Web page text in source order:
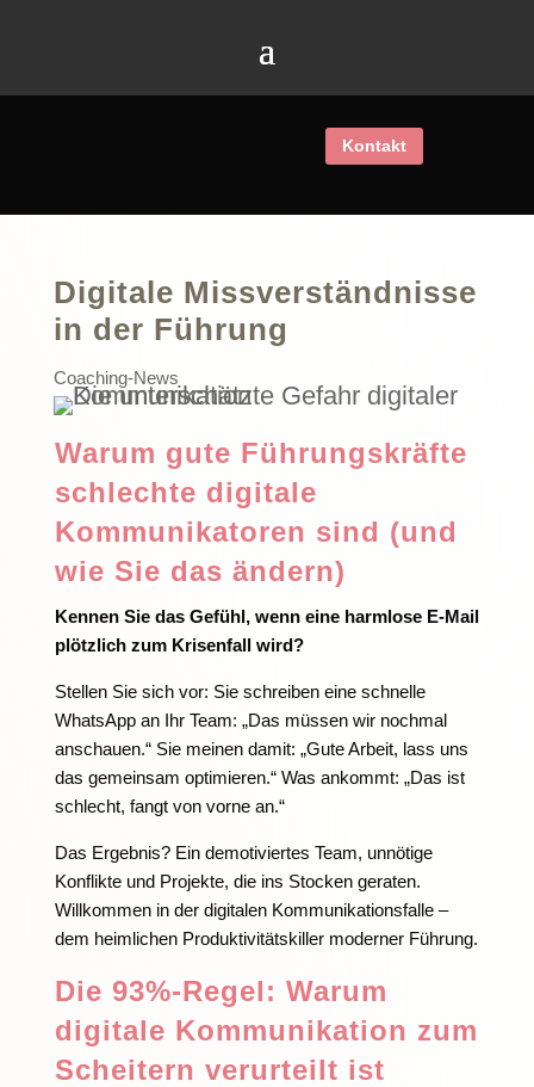
Kontakt
Digitale Missverständnisse
in der Führung
Coaching-News
Warum gute Führungskräfte
schlechte digitale
Kommunikatoren sind (und
wie Sie das ändern)
Kennen Sie das Gefühl, wenn eine harmlose E-Mail
plötzlich zum Krisenfall wird?
Stellen Sie sich vor: Sie schreiben eine schnelle
WhatsApp an Ihr Team: „Das müssen wir nochmal
anschauen.“ Sie meinen damit: „Gute Arbeit, lass uns
das gemeinsam optimieren.“ Was ankommt: „Das ist
schlecht, fangt von vorne an.“
Das Ergebnis? Ein demotiviertes Team, unnötige
Konflikte und Projekte, die ins Stocken geraten.
Willkommen in der digitalen Kommunikationsfalle –
dem heimlichen Produktivitätskiller moderner Führung.
Die 93%-Regel: Warum
digitale Kommunikation zum
Scheitern verurteilt ist